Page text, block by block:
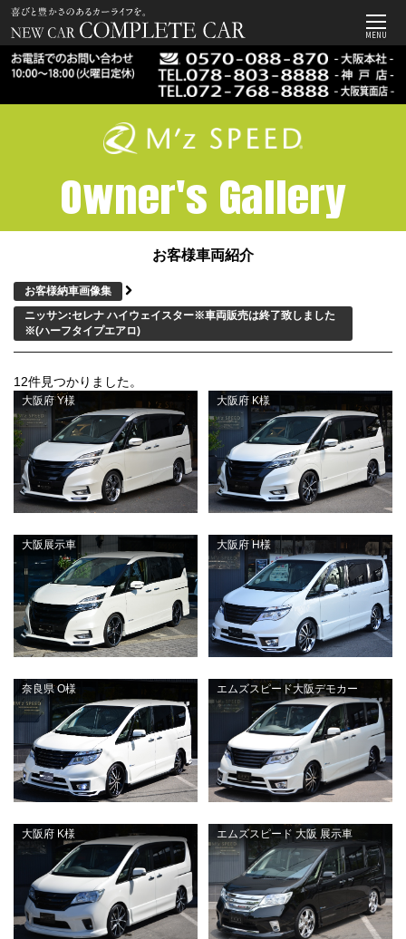
MENU
Owner's Gallery
お客様車両紹介
お客様納車画像集
ニッサン:セレナ ハイウェイスター※車両販売は終了致しました
※(ハーフタイプエアロ)
12件見つかりました。
大阪府 Y様 大阪府 K様
大阪展示車 大阪府 H様
奈良県 O様 エムズスピード大阪デモカー
大阪府 K様 エムズスピード 大阪 展示車